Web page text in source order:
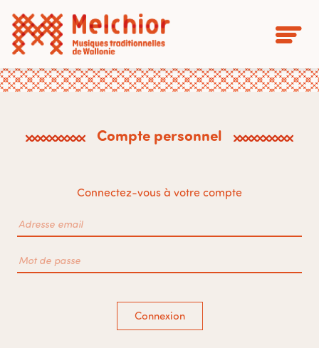
Compte personnel
Connectez-vous à votre compte
Connexion